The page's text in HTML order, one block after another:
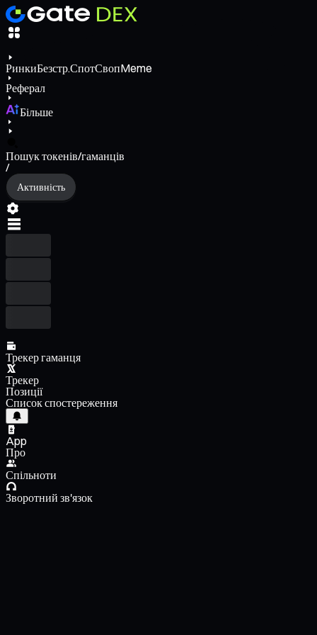
РинкиБезстр.СпотСвопMeme
Реферал
Більше
Пошук токенів/гаманців
/
Активність
Трекер гаманця
Трекер
Позиції
Список спостереження
App
Про
Спільноти
Зворотний зв'язок